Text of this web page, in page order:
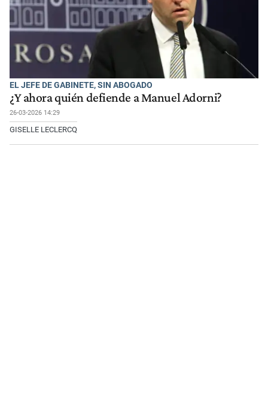
EL JEFE DE GABINETE, SIN ABOGADO
¿Y ahora quién defiende a Manuel Adorni?
26-03-2026 14:29
GISELLE LECLERCQ